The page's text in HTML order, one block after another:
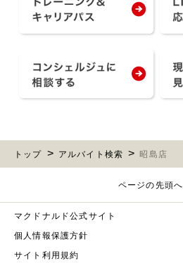
トップ アルバイト検索 昭島店
ページの先頭へ
マクドナルド公式サイト
個人情報保護方針
サイト利用規約